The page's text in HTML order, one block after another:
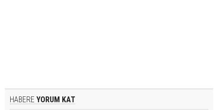
HABERE YORUM KAT